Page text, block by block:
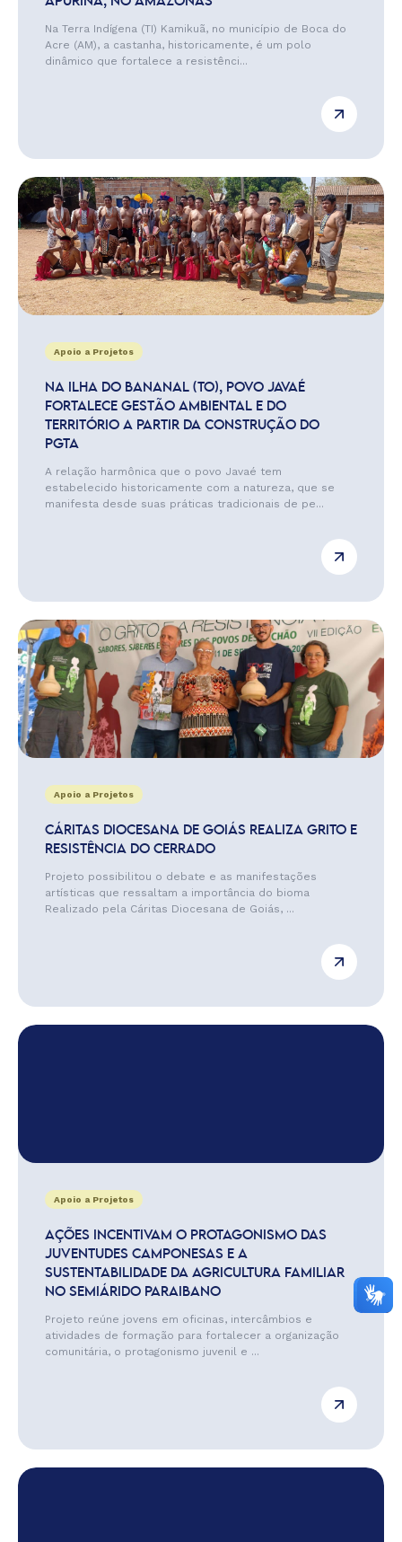
Na Terra Indígena (TI) Kamikuã, no município de Boca do
Acre (AM), a castanha, historicamente, é um polo
dinâmico que fortalece a resistênci...
Apoio a Projetos
NA ILHA DO BANANAL (TO), POVO JAVAÉ
FORTALECE GESTÃO AMBIENTAL E DO
TERRITÓRIO A PARTIR DA CONSTRUÇÃO DO
PGTA
A relação harmônica que o povo Javaé tem
estabelecido historicamente com a natureza, que se
manifesta desde suas práticas tradicionais de pe...
Apoio a Projetos
CÁRITAS DIOCESANA DE GOIÁS REALIZA GRITO E
RESISTÊNCIA DO CERRADO
Projeto possibilitou o debate e as manifestações
artísticas que ressaltam a importância do bioma
Realizado pela Cáritas Diocesana de Goiás, ...
Apoio a Projetos
AÇÕES INCENTIVAM O PROTAGONISMO DAS
JUVENTUDES CAMPONESAS E A
SUSTENTABILIDADE DA AGRICULTURA FAMILIAR
NO SEMIÁRIDO PARAIBANO
Projeto reúne jovens em oficinas, intercâmbios e
atividades de formação para fortalecer a organização
comunitária, o protagonismo juvenil e ...